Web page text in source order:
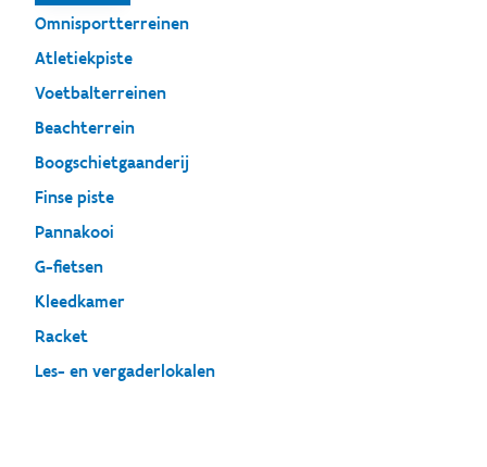
Omnisportterreinen
Atletiekpiste
Voetbalterreinen
Beachterrein
Boogschietgaanderij
Finse piste
Pannakooi
G-fietsen
Kleedkamer
Racket
Les- en vergaderlokalen